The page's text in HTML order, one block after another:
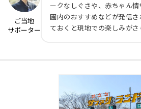
ご当地
サポーター
ークなしぐさや、赤ちゃん
園内のおすすめなどが発信
ておくと現地での楽しみがさ